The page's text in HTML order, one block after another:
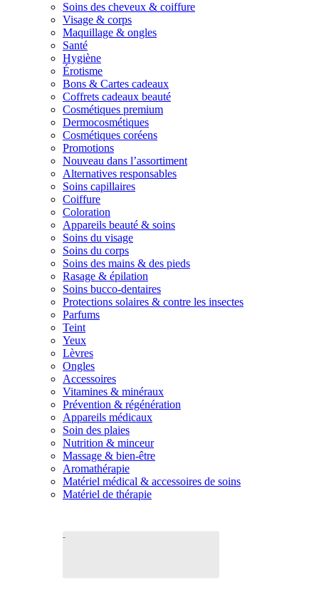
Soins des cheveux & coiffure
Visage & corps
Maquillage & ongles
Santé
Hygiène
Érotisme
Bons & Cartes cadeaux
Coffrets cadeaux beauté
Cosmétiques premium
Dermocosmétiques
Cosmétiques coréens
Promotions
Nouveau dans l’assortiment
Alternatives responsables
Soins capillaires
Coiffure
Coloration
Appareils beauté & soins
Soins du visage
Soins du corps
Soins des mains & des pieds
Rasage & épilation
Soins bucco-dentaires
Protections solaires & contre les insectes
Parfums
Teint
Yeux
Lèvres
Ongles
Accessoires
Vitamines & minéraux
Prévention & régénération
Appareils médicaux
Soin des plaies
Nutrition & minceur
Massage & bien-être
Aromathérapie
Matériel médical & accessoires de soins
Matériel de thérapie